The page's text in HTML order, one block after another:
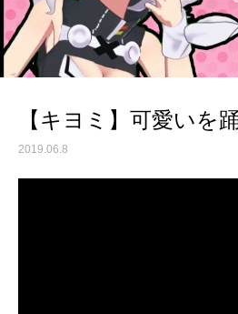
【キヨミ】可愛いを
2019.06.8